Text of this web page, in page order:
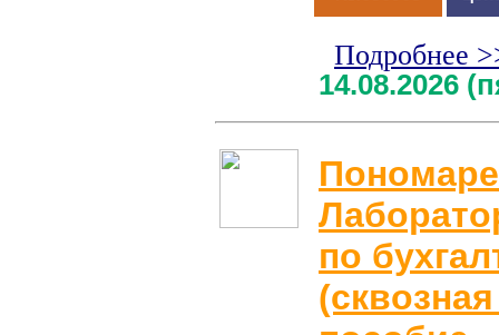
Подробнее
14.08.2026
по